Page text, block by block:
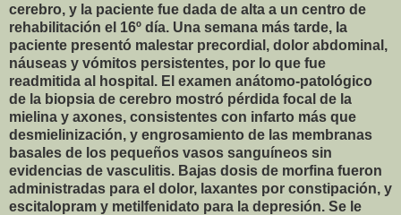
cerebro, y la paciente fue dada de alta a un centro de
rehabilitación el 16º día. Una semana más tarde, la
paciente presentó malestar precordial, dolor abdominal,
náuseas y vómitos persistentes, por lo que fue
readmitida al hospital. El examen anátomo-patológico
de la biopsia de cerebro mostró pérdida focal de la
mielina y axones, consistentes con infarto más que
desmielinización, y engrosamiento de las membranas
basales de los pequeños vasos sanguíneos sin
evidencias de vasculitis. Bajas dosis de morfina fueron
administradas para el dolor, laxantes por constipación, y
escitalopram y metilfenidato para la depresión. Se le